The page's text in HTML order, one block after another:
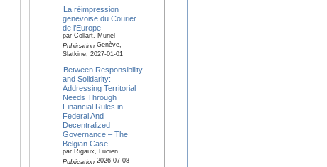
La réimpression
genevoise du Courier
de l’Europe
par Collart, Muriel
PublicationGenève,
Slatkine, 2027-01-01
Between Responsibility
and Solidarity:
Addressing Territorial
Needs Through
Financial Rules in
Federal And
Decentralized
Governance – The
Belgian Case
par Rigaux, Lucien
Publication2026-07-08